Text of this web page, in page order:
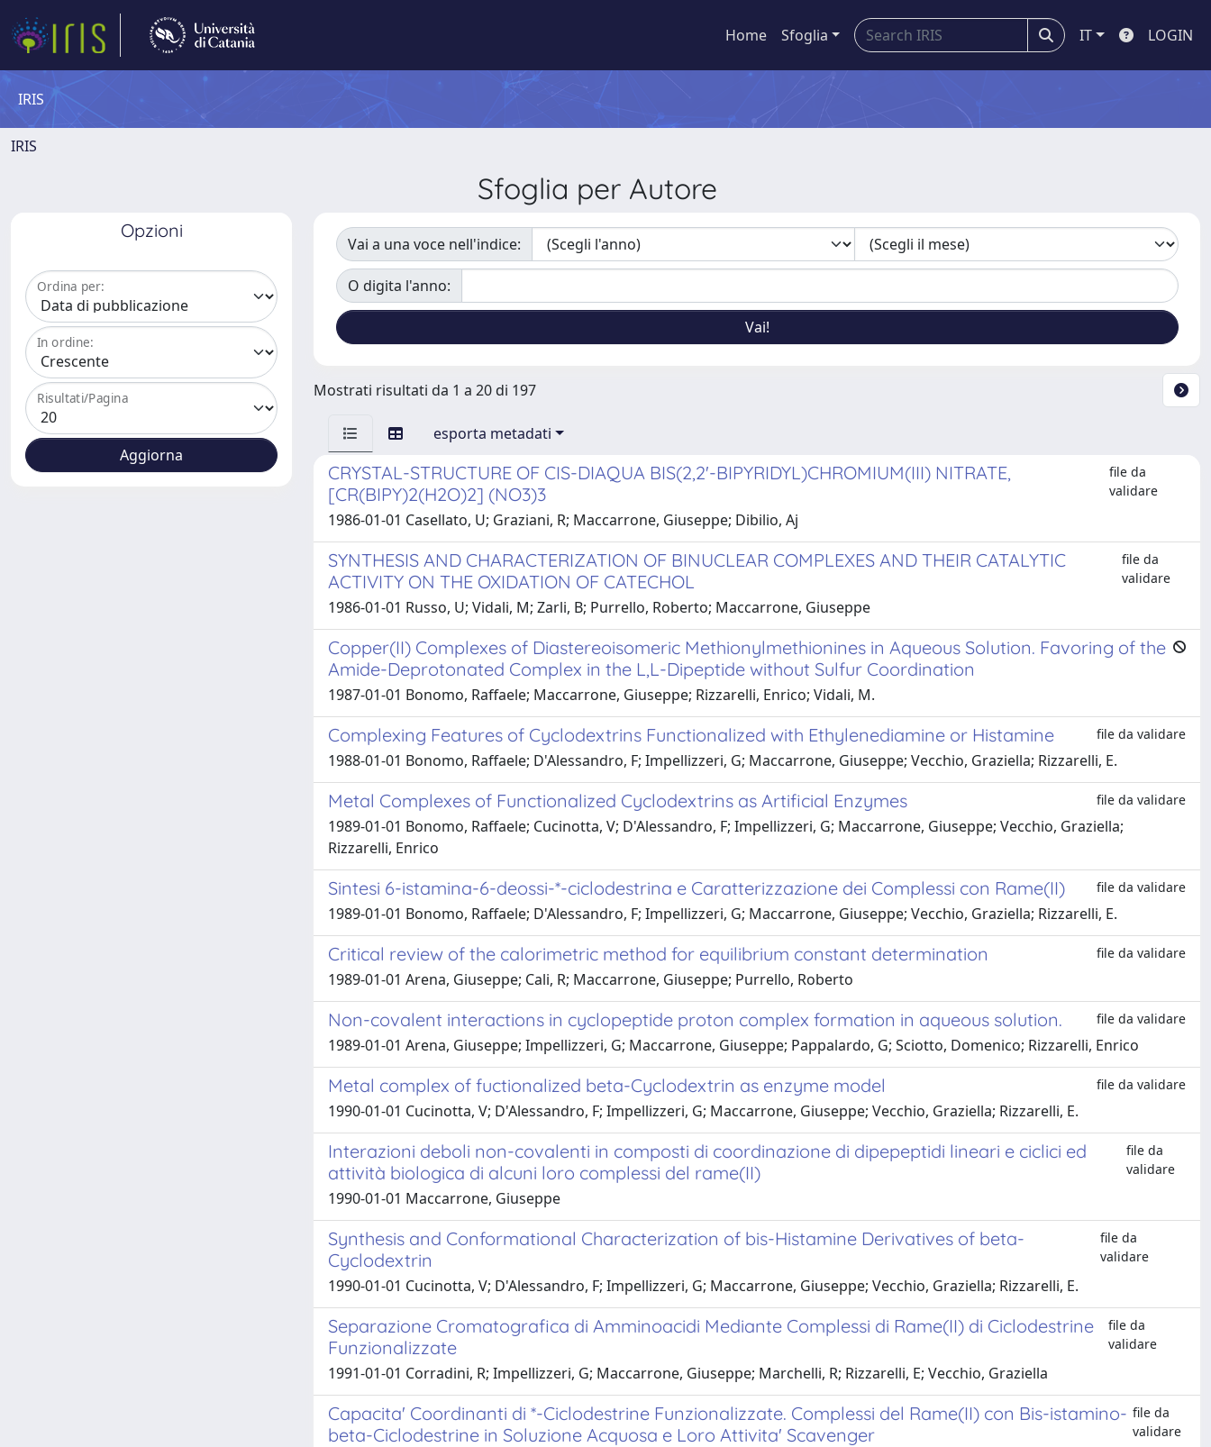
Home Sfoglia IT LOGIN
IRIS
IRIS
Sfoglia per Autore
Opzioni
Ordina per:
In ordine:
Risultati/Pagina
Vai a una voce nell'indice:
O digita l'anno:
Mostrati risultati da 1 a 20 di 197
esporta metadati
CRYSTAL-STRUCTURE OF CIS-DIAQUA BIS(2,2'-BIPYRIDYL)CHROMIUM(III) NITRATE,
[CR(BIPY)2(H2O)2] (NO3)3
file da
validare
1986-01-01 Casellato, U; Graziani, R; Maccarrone, Giuseppe; Dibilio, Aj
SYNTHESIS AND CHARACTERIZATION OF BINUCLEAR COMPLEXES AND THEIR CATALYTIC
ACTIVITY ON THE OXIDATION OF CATECHOL
file da
validare
1986-01-01 Russo, U; Vidali, M; Zarli, B; Purrello, Roberto; Maccarrone, Giuseppe
Copper(II) Complexes of Diastereoisomeric Methionylmethionines in Aqueous Solution. Favoring of the
Amide-Deprotonated Complex in the L,L-Dipeptide without Sulfur Coordination
1987-01-01 Bonomo, Raffaele; Maccarrone, Giuseppe; Rizzarelli, Enrico; Vidali, M.
Complexing Features of Cyclodextrins Functionalized with Ethylenediamine or Histamine file da validare
1988-01-01 Bonomo, Raffaele; D'Alessandro, F; Impellizzeri, G; Maccarrone, Giuseppe; Vecchio, Graziella; Rizzarelli, E.
Metal Complexes of Functionalized Cyclodextrins as Artificial Enzymes file da validare
1989-01-01 Bonomo, Raffaele; Cucinotta, V; D'Alessandro, F; Impellizzeri, G; Maccarrone, Giuseppe; Vecchio, Graziella;
Rizzarelli, Enrico
Sintesi 6-istamina-6-deossi-*-ciclodestrina e Caratterizzazione dei Complessi con Rame(II) file da validare
1989-01-01 Bonomo, Raffaele; D'Alessandro, F; Impellizzeri, G; Maccarrone, Giuseppe; Vecchio, Graziella; Rizzarelli, E.
Critical review of the calorimetric method for equilibrium constant determination file da validare
1989-01-01 Arena, Giuseppe; Cali, R; Maccarrone, Giuseppe; Purrello, Roberto
Non-covalent interactions in cyclopeptide proton complex formation in aqueous solution. file da validare
1989-01-01 Arena, Giuseppe; Impellizzeri, G; Maccarrone, Giuseppe; Pappalardo, G; Sciotto, Domenico; Rizzarelli, Enrico
Metal complex of fuctionalized beta-Cyclodextrin as enzyme model file da validare
1990-01-01 Cucinotta, V; D'Alessandro, F; Impellizzeri, G; Maccarrone, Giuseppe; Vecchio, Graziella; Rizzarelli, E.
Interazioni deboli non-covalenti in composti di coordinazione di dipepeptidi lineari e ciclici ed
attività biologica di alcuni loro complessi del rame(II)
file da
validare
1990-01-01 Maccarrone, Giuseppe
Synthesis and Conformational Characterization of bis-Histamine Derivatives of beta-
Cyclodextrin
file da
validare
1990-01-01 Cucinotta, V; D'Alessandro, F; Impellizzeri, G; Maccarrone, Giuseppe; Vecchio, Graziella; Rizzarelli, E.
Separazione Cromatografica di Amminoacidi Mediante Complessi di Rame(II) di Ciclodestrine
Funzionalizzate
file da
validare
1991-01-01 Corradini, R; Impellizzeri, G; Maccarrone, Giuseppe; Marchelli, R; Rizzarelli, E; Vecchio, Graziella
Capacita' Coordinanti di *-Ciclodestrine Funzionalizzate. Complessi del Rame(II) con Bis-istamino-
beta-Ciclodestrine in Soluzione Acquosa e Loro Attivita' Scavenger
file da
validare